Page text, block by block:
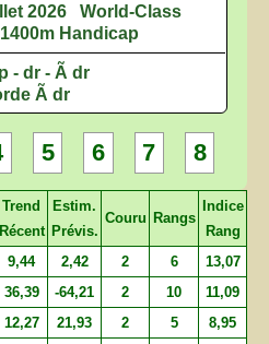
2026
World-Class
Handicap
- dr - Ã dr
Ã dr
5 6 7 8
Trend
Récent
Estim.
Prévis.
Couru Rangs
Indice
Rang
9,44 2,42 2 6 13,07
36,39 -64,21 2 10 11,09
12,27 21,93 2 5 8,95